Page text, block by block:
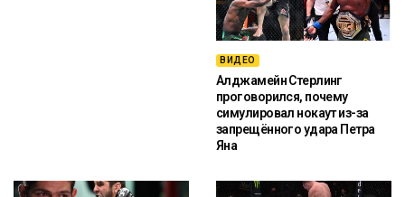
ВИДЕО
Алджамейн Стерлинг
проговорился, почему
симулировал нокаут из-за
запрещённого удара Петра
Яна